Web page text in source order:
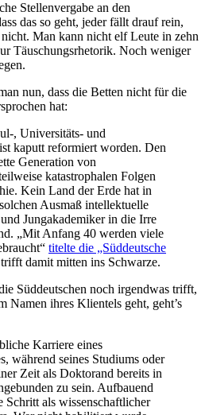
Stellenvergabe an den
das so geht, jeder fällt drauf rein,
Man kann nicht elf Leute in zehn
Täuschungsrhetorik. Noch weniger
nun, dass die Betten nicht für die
hat:
, Universitäts- und
kaputt reformiert worden. Den
Generation von
katastrophalen Folgen
Kein Land der Erde hat in
Ausmaß intellektuelle
Jungakademiker in die Irre
„Mit Anfang 40 werden viele
titelte die „Süddeutsche
damit mitten ins Schwarze.
Süddeutschen noch irgendwas trifft,
Namen ihres Klientels geht, geht’s
Karriere eines
während seines Studiums oder
Zeit als Doktorand bereits in
zu sein. Aufbauend
Schritt als wissenschaftlicher